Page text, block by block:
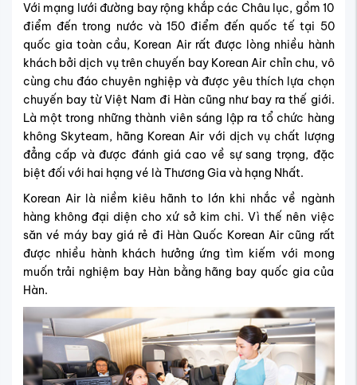
Với mạng lưới đường bay rộng khắp các Châu lục, gồm 10
điểm đến trong nước và 150 điểm đến quốc tế tại 50
quốc gia toàn cầu, Korean Air rất được lòng nhiều hành
khách bởi dịch vụ trên chuyến bay Korean Air chỉn chu, vô
cùng chu đáo chuyên nghiệp và được yêu thích lựa chọn
chuyến bay từ Việt Nam đi Hàn cũng như bay ra thế giới.
Là một trong những thành viên sáng lập ra tổ chức hàng
không Skyteam, hãng Korean Air với dịch vụ chất lượng
đẳng cấp và được đánh giá cao về sự sang trọng, đặc
biệt đối với hai hạng vé là Thương Gia và hạng Nhất.
Korean Air là niềm kiêu hãnh to lớn khi nhắc về ngành
hàng không đại diện cho xứ sở kim chi. Vì thế nên việc
săn vé máy bay giá rẻ đi Hàn Quốc Korean Air cũng rất
được nhiều hành khách hưởng ứng tìm kiếm với mong
muốn trải nghiệm bay Hàn bằng hãng bay quốc gia của
Hàn.